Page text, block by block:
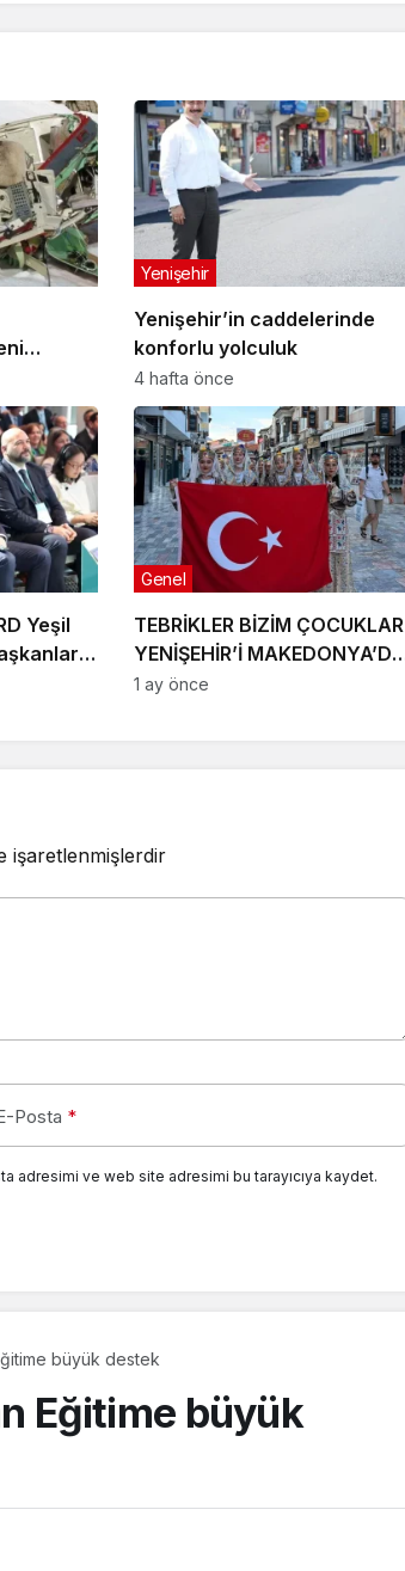
Yenişehir’in caddelerinde
konforlu yolculuk
Yenişehir
4 hafta önce
Yeşil
TEBRİKLER BİZİM ÇOCUKLAR
YENİŞEHİR’İ MAKEDONYA’DA
GURURLA TEMSİL ETTİLER
Genel
1 ay önce
işaretlenmişlerdir
Posta *
adresimi ve web site adresimi bu tarayıcıya kaydet.
büyük destek
Eğitime büyük